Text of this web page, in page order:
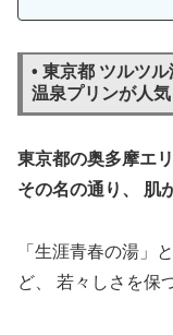
• 東京都 ツルツ
温泉プリンが人気
東京都の奥多摩エ
その名の通り、 肌
「生涯青春の湯」
ど、 若々しさを保